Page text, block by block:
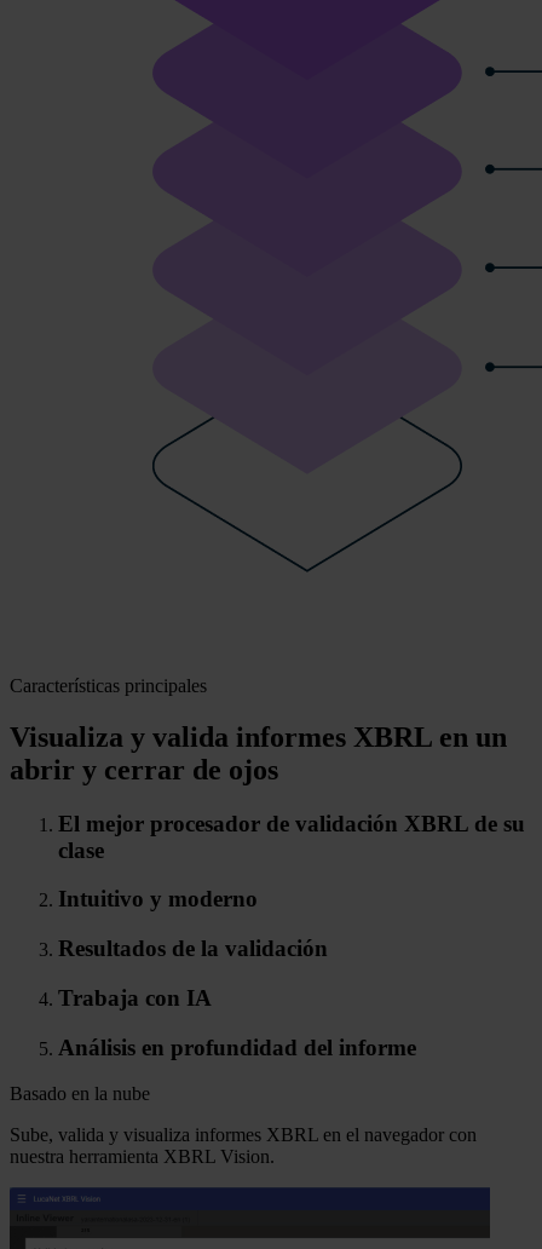
Características principales
Visualiza y valida informes XBRL en un
abrir y cerrar de ojos
El mejor procesador de validación XBRL de su
clase
Intuitivo y moderno
Resultados de la validación
Trabaja con IA
Análisis en profundidad del informe
Basado en la nube
Sube, valida y visualiza informes XBRL en el navegador con
nuestra herramienta XBRL Vision.